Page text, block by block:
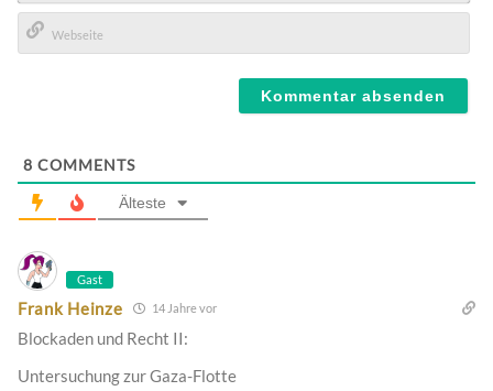
E-
Mail*
8 COMMENTS
Älteste
Gast
Frank Heinze 14 Jahre vor
Blockaden und Recht II:
Untersuchung zur Gaza-Flotte